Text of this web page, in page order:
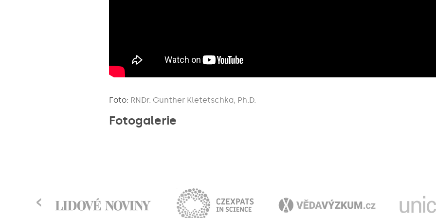
Foto: RNDr. Gunther Kletetschka, Ph.D.
Fotogalerie
‹